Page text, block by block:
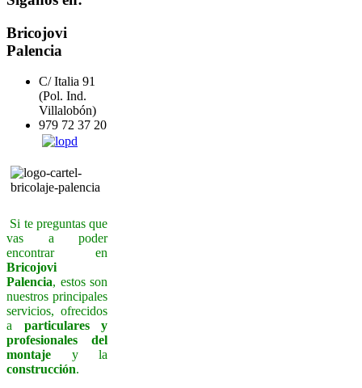
Bricojovi
Palencia
C/ Italia 91
(Pol. Ind.
Villalobón)
979 72 37 20
Si te preguntas que
vas a poder
encontrar en
Bricojovi
Palencia, estos son
nuestros principales
servicios, ofrecidos
a particulares y
profesionales del
montaje y la
construcción.